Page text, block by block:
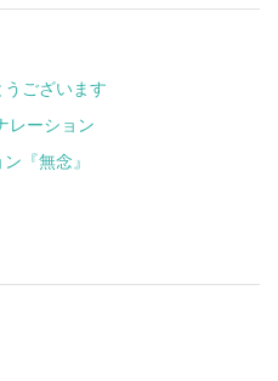
ございます
レーション
『無念』